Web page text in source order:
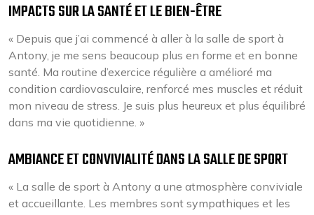
IMPACTS SUR LA SANTÉ ET LE BIEN-ÊTRE
« Depuis que j’ai commencé à aller à la salle de sport à
Antony, je me sens beaucoup plus en forme et en bonne
santé. Ma routine d’exercice régulière a amélioré ma
condition cardiovasculaire, renforcé mes muscles et réduit
mon niveau de stress. Je suis plus heureux et plus équilibré
dans ma vie quotidienne. »
AMBIANCE ET CONVIVIALITÉ DANS LA SALLE DE SPORT
« La salle de sport à Antony a une atmosphère conviviale
et accueillante. Les membres sont sympathiques et les